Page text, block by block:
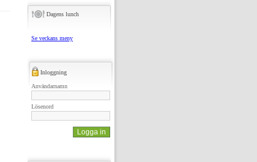
Dagens lunch
Se veckans meny
Inloggning
Användarnamn
Lösenord